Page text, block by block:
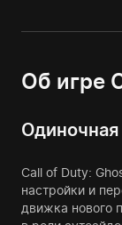
Об игре
Call of Duty:
настройки и
движка нового